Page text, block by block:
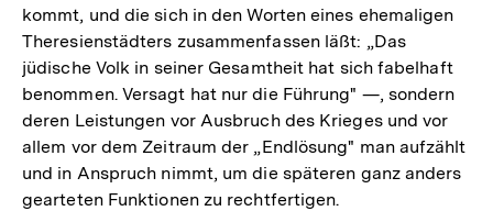
kommt, und die sich in den Worten eines ehemaligen
Theresienstädters zusammenfassen läßt: „Das
jüdische Volk in seiner Gesamtheit hat sich fabelhaft
benommen. Versagt hat nur die Führung" —, sondern
deren Leistungen vor Ausbruch des Krieges und vor
allem vor dem Zeitraum der „Endlösung" man aufzählt
und in Anspruch nimmt, um die späteren ganz anders
gearteten Funktionen zu rechtfertigen.